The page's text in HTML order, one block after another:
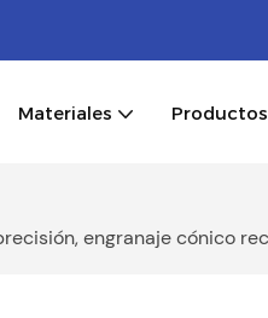
Materiales Productos
engranaje cónico